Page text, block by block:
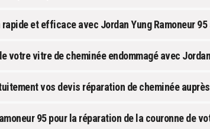
et efficace avec Jordan Yung Ramoneur
votre vitre de cheminée endommagé avec
vos devis réparation de cheminée
95 pour la réparation de la couronne de